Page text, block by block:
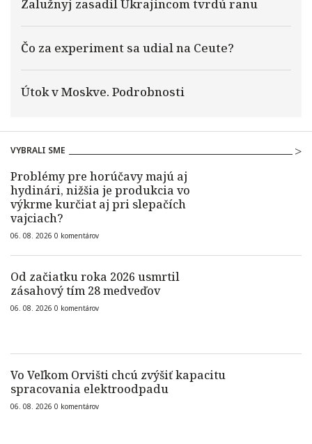
Zalužnyj zasadil Ukrajincom tvrdú ranu
Čo za experiment sa udial na Ceute?
Útok v Moskve. Podrobnosti
VYBRALI SME
Problémy pre horúčavy majú aj
hydinári, nižšia je produkcia vo
výkrme kurčiat aj pri slepačích
vajciach?
06. 08. 2026 0 komentárov
Od začiatku roka 2026 usmrtil
zásahový tím 28 medveďov
06. 08. 2026 0 komentárov
Vo Veľkom Orvišti chcú zvýšiť kapacitu
spracovania elektroodpadu
06. 08. 2026 0 komentárov